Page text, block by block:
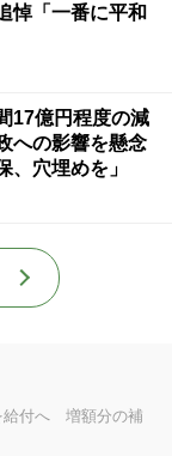
悼「一番に平和
17億円程度の減
への影響を懸念
、穴埋めを」
給付へ 増額分の補